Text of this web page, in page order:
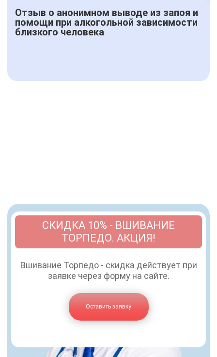
Отзыв о анонимном выводе из запоя и
помощи при алкогольной зависимости
близкого человека
СКИДКА 10% - ВШИВАНИЕ
ТОРПЕДО. АКЦИЯ!
Вшивание Торпедо - скидка действует при
заявке через форму на сайте.
Оставить заявку